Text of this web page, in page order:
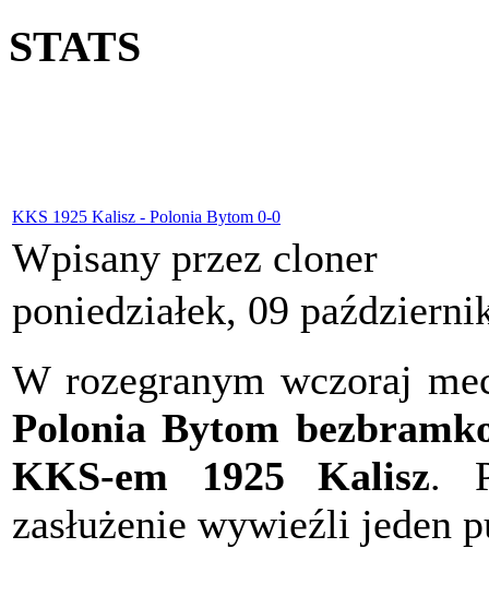
STATS
KKS 1925 Kalisz - Polonia Bytom 0-0
Wpisany przez cloner
poniedziałek, 09
W rozegranym wczoraj
Polonia Bytom
KKS-em 1925 Kalisz.
zasłużenie wywieźli jeden